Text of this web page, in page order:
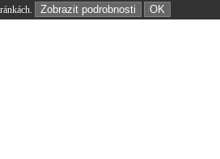
Zobrazit podrobnosti OK